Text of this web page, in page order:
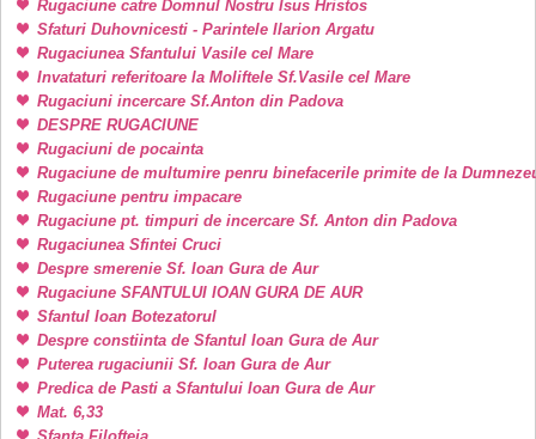
Rugaciune catre Domnul Nostru Isus Hristos
Sfaturi Duhovnicesti - Parintele Ilarion Argatu
Rugaciunea Sfantului Vasile cel Mare
Invataturi referitoare la Moliftele Sf.Vasile cel Mare
Rugaciuni incercare Sf.Anton din Padova
DESPRE RUGACIUNE
Rugaciuni de pocainta
Rugaciune de multumire penru binefacerile primite de la
Rugaciune pentru impacare
Rugaciune pt. timpuri de incercare Sf. Anton din Padova
Rugaciunea Sfintei Cruci
Despre smerenie Sf. Ioan Gura de Aur
Rugaciune SFANTULUI IOAN GURA DE AUR
Sfantul Ioan Botezatorul
Despre constiinta de Sfantul Ioan Gura de Aur
Puterea rugaciunii Sf. Ioan Gura de Aur
Predica de Pasti a Sfantului Ioan Gura de Aur
Mat. 6,33
Sfanta Filofteia